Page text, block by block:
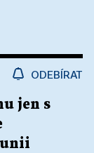
ODEBÍRAT
jen s
unii